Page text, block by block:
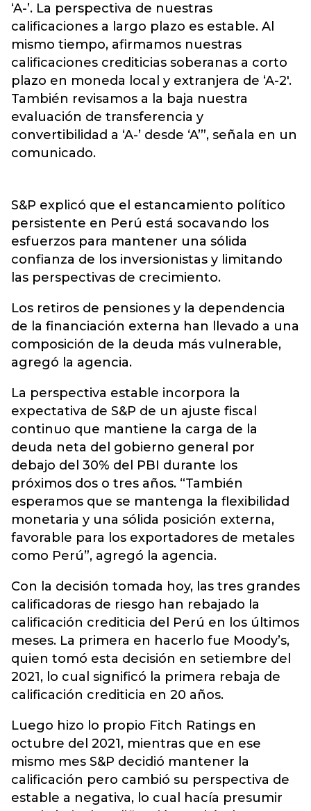
‘A-’. La perspectiva de nuestras
calificaciones a largo plazo es estable. Al
mismo tiempo, afirmamos nuestras
calificaciones crediticias soberanas a corto
plazo en moneda local y extranjera de ‘A-2′.
También revisamos a la baja nuestra
evaluación de transferencia y
convertibilidad a ‘A-’ desde ‘A’”, señala en un
comunicado.
S&P explicó que el estancamiento político
persistente en Perú está socavando los
esfuerzos para mantener una sólida
confianza de los inversionistas y limitando
las perspectivas de crecimiento.
Los retiros de pensiones y la dependencia
de la financiación externa han llevado a una
composición de la deuda más vulnerable,
agregó la agencia.
La perspectiva estable incorpora la
expectativa de S&P de un ajuste fiscal
continuo que mantiene la carga de la
deuda neta del gobierno general por
debajo del 30% del PBI durante los
próximos dos o tres años. “También
esperamos que se mantenga la flexibilidad
monetaria y una sólida posición externa,
favorable para los exportadores de metales
como Perú”, agregó la agencia.
Con la decisión tomada hoy, las tres grandes
calificadoras de riesgo han rebajado la
calificación crediticia del Perú en los últimos
meses. La primera en hacerlo fue Moody’s,
quien tomó esta decisión en setiembre del
2021, lo cual significó la primera rebaja de
calificación crediticia en 20 años.
Luego hizo lo propio Fitch Ratings en
octubre del 2021, mientras que en ese
mismo mes S&P decidió mantener la
calificación pero cambió su perspectiva de
estable a negativa, lo cual hacía presumir